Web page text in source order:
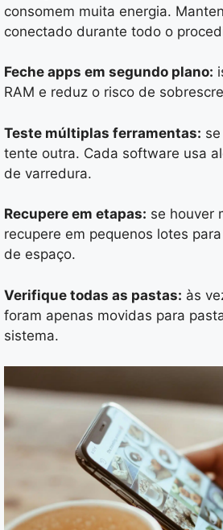
consomem muita energia.
conectado durante todo o
Feche apps em segundo plano:
RAM e reduz o risco de
Teste múltiplas ferramentas:
tente outra. Cada software usa
de varredura.
Recupere em etapas: se houver
recupere em pequenos lotes
de espaço.
Verifique todas as pastas: às
foram apenas movidas para
sistema.